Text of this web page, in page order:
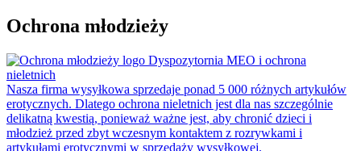
Ochrona młodzieży
Dyspozytornia MEO i ochrona
nieletnich
Nasza firma wysyłkowa sprzedaje ponad 5 000 różnych artykułów
erotycznych. Dlatego ochrona nieletnich jest dla nas szczególnie
delikatną kwestią, ponieważ ważne jest, aby chronić dzieci i
młodzież przed zbyt wczesnym kontaktem z rozrywkami i
artykułami erotycznymi w sprzedaży wysyłkowej.